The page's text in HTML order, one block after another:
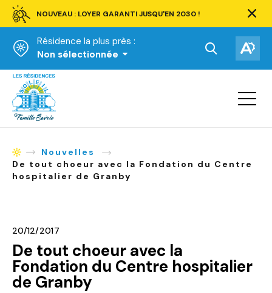
NOUVEAU : LOYER GARANTI JUSQU'EN 2030 !
barre
Résidence la plus près :
Non sélectionnée
Ouvrir
la
recherche.
la
Accueil
Ouvrir
la
AccueilNouvelles
De tout choeur avec la Fondation du Centre
hospitalier de Granby
20/12/2017
De tout choeur avec la
Fondation du Centre hospitalier
de Granby